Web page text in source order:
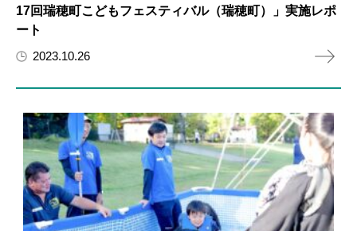
17回瑞穂町こどもフェスティバル（瑞穂町）」実施レポ
ート
2023.10.26